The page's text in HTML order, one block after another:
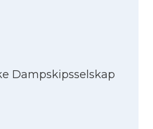
Dampskipsselskap